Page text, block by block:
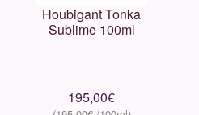
Houbigant Tonka
Sublime 100ml
195,00€